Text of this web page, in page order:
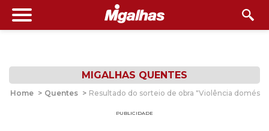
MIGALHAS QUENTES
Home > Quentes > Resultado do sorteio de obra "Violência
PUBLICIDADE